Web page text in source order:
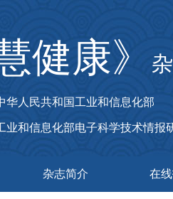
健康》
华人民共和国工业和信息化部
业和信息化部电子科学技术情报
杂志简介 在